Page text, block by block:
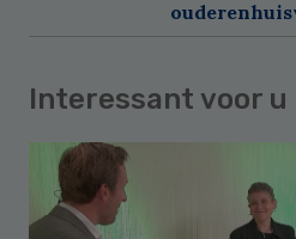
Interessant voor u